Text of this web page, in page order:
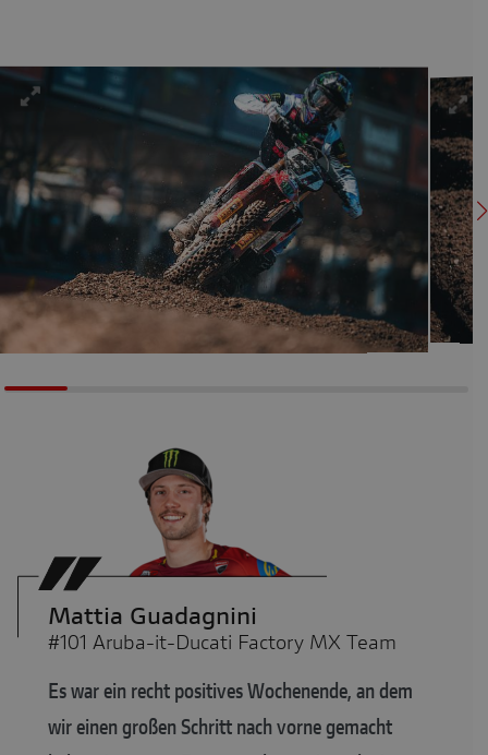
Mattia Guadagnini
#101 Aruba-it-Ducati Factory MX Team
Es war ein recht positives Wochenende, an dem
wir einen großen Schritt nach vorne gemacht